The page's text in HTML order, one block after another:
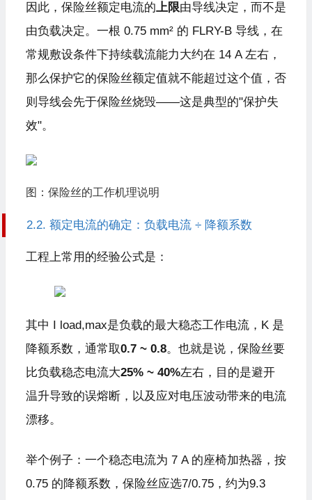
因此，保险丝额定电流的上限由导线决定，而不是
由负载决定。一根 0.75 mm² 的 FLRY-B 导线，在
常规敷设条件下持续载流能力大约在 14 A 左右，
那么保护它的保险丝额定值就不能超过这个值，否
则导线会先于保险丝烧毁——这是典型的"保护失
效"。
图：保险丝的工作机理说明
2.2. 额定电流的确定：负载电流 ÷ 降额系数
工程上常用的经验公式是：
其中 I load,max是负载的最大稳态工作电流，K 是
降额系数，通常取0.7 ~ 0.8。也就是说，保险丝要
比负载稳态电流大25% ~ 40%左右，目的是避开
温升导致的误熔断，以及应对电压波动带来的电流
漂移。
举个例子：一个稳态电流为 7 A 的座椅加热器，按
0.75 的降额系数，保险丝应选7/0.75，约为9.3